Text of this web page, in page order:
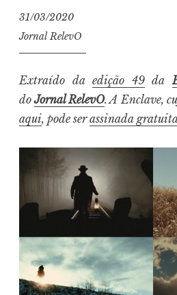
31/03/2020
Jornal RelevO
Extraído daedição 49da
doJornal RelevO. A Enclave,
aqui, pode serassinada